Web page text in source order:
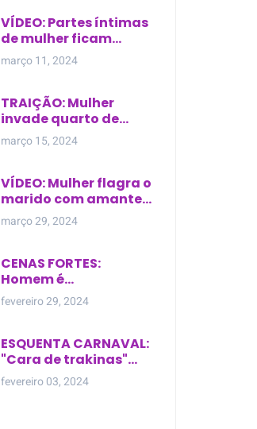
VÍDEO: Partes íntimas
de mulher ficam
expostas durante
briga em Manaus
março 11, 2024
TRAIÇÃO: Mulher
invade quarto de
motel e encontra o
marido com outra na
março 15, 2024
VÍDEO: Mulher flagra o
marido com amante
dentro da própria
residência
março 29, 2024
CENAS FORTES:
Homem é
brutalmente atacado
e morto a golpes de
fevereiro 29, 2024
ESQUENTA CARNAVAL:
"Cara de trakinas"
dança seminua no
meio da rua na Bahia
fevereiro 03, 2024